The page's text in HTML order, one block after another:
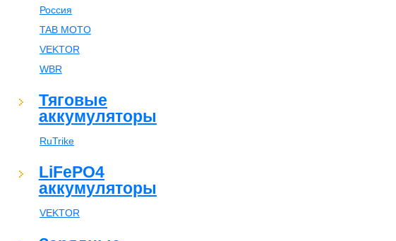
Россия
TAB MOTO
VEKTOR
WBR
Тяговые
аккумуляторы
RuTrike
LiFePO4
аккумуляторы
VEKTOR